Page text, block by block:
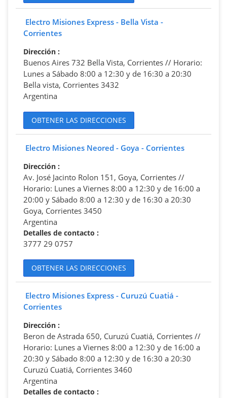
Electro Misiones Express - Bella Vista -
Corrientes
Dirección :
Buenos Aires 732 Bella Vista, Corrientes // Horario:
Lunes a Sábado 8:00 a 12:30 y de 16:30 a 20:30
Bella vista, Corrientes 3432
Argentina
OBTENER LAS DIRECCIONES
Electro Misiones Neored - Goya - Corrientes
Dirección :
Av. José Jacinto Rolon 151, Goya, Corrientes //
Horario: Lunes a Viernes 8:00 a 12:30 y de 16:00 a
20:00 y Sábado 8:00 a 12:30 y de 16:30 a 20:30
Goya, Corrientes 3450
Argentina
Detalles de contacto :
3777 29 0757
OBTENER LAS DIRECCIONES
Electro Misiones Express - Curuzú Cuatiá -
Corrientes
Dirección :
Beron de Astrada 650, Curuzú Cuatiá, Corrientes //
Horario: Lunes a Viernes 8:00 a 12:30 y de 16:00 a
20:30 y Sábado 8:00 a 12:30 y de 16:30 a 20:30
Curuzú Cuatiá, Corrientes 3460
Argentina
Detalles de contacto :